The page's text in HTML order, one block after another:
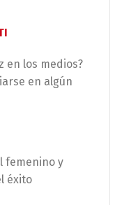
en los medios?
en algún
femenino y
éxito